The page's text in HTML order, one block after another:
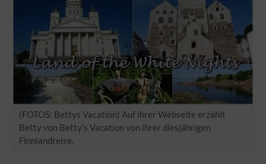
(FOTOS: Bettys Vacation) Auf ihrer Webseite erzählt
Betty von Betty’s Vacation von ihrer diesjährigen
Finnlandreise.